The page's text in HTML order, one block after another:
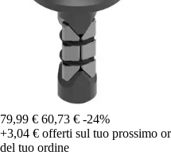
79,99 € 60,73 € -24%
+3,04 € offerti sul tuo prossimo
del tuo ordine